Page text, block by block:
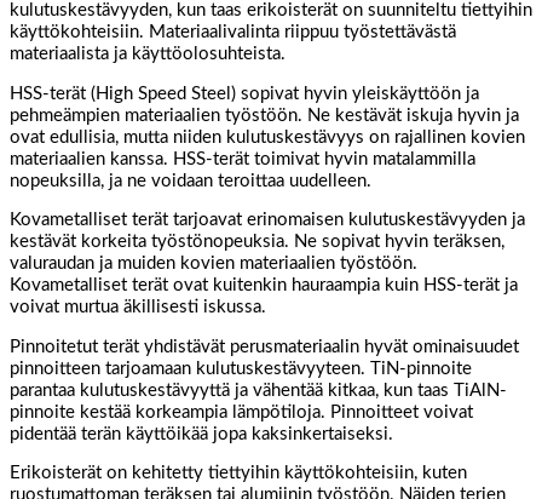
kulutuskestävyyden, kun taas erikoisterät on suunniteltu tiettyihin
käyttökohteisiin. Materiaalivalinta riippuu työstettävästä
materiaalista ja käyttöolosuhteista.
HSS-terät (High Speed Steel) sopivat hyvin yleiskäyttöön ja
pehmeämpien materiaalien työstöön. Ne kestävät iskuja hyvin ja
ovat edullisia, mutta niiden kulutuskestävyys on rajallinen kovien
materiaalien kanssa. HSS-terät toimivat hyvin matalammilla
nopeuksilla, ja ne voidaan teroittaa uudelleen.
Kovametalliset terät tarjoavat erinomaisen kulutuskestävyyden ja
kestävät korkeita työstönopeuksia. Ne sopivat hyvin teräksen,
valuraudan ja muiden kovien materiaalien työstöön.
Kovametalliset terät ovat kuitenkin hauraampia kuin HSS-terät ja
voivat murtua äkillisesti iskussa.
Pinnoitetut terät yhdistävät perusmateriaalin hyvät ominaisuudet
pinnoitteen tarjoamaan kulutuskestävyyteen. TiN-pinnoite
parantaa kulutuskestävyyttä ja vähentää kitkaa, kun taas TiAlN-
pinnoite kestää korkeampia lämpötiloja. Pinnoitteet voivat
pidentää terän käyttöikää jopa kaksinkertaiseksi.
Erikoisterät on kehitetty tiettyihin käyttökohteisiin, kuten
ruostumattoman teräksen tai alumiinin työstöön. Näiden terien